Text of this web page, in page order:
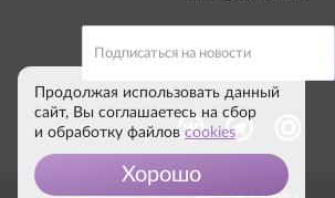
Продолжая использовать данный
сайт, Вы соглашаетесь на сбор
и обработку файлов cookies
Хорошо